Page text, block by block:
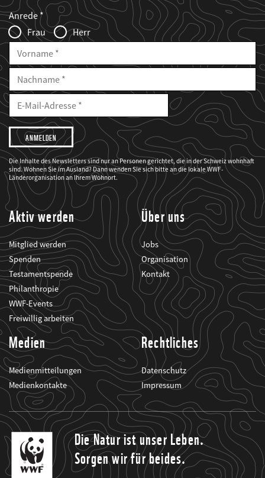
Web2Case
Infofelder
Fieldset
anrede_name
Anrede
Frau
Herr
Vorname
Nachname
E-
Mailadresse
E-
Adresse
Ich
möchte,
dass
der
WWF
mich
über
seine
Projekte
informiert.
Die Inhalte des Newsletters sind nur an Personen gerichtet, die in der Schweiz wohnhaft
sind. Wohnen Sie im Ausland? Dann wenden Sie sich bitte an die lokale WWF-
Länderorganisation an Ihrem Wohnort.
Aktiv werden
Mitglied werden
Spenden
Testamentspende
Philanthropie
WWF-Events
Freiwillig arbeiten
Über uns
Jobs
Organisation
Kontakt
Medien
Medienmitteilungen
Medienkontakte
Rechtliches
Datenschutz
Impressum
Die Natur ist unser Leben.
Sorgen wir für beides.